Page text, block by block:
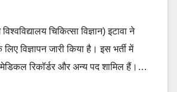
चिकित्सा विज्ञान) इटावा ने
लिए विज्ञापन जारी किया है। इस भर्ती में
रिकॉर्डर और अन्य पद शामिल हैं।…